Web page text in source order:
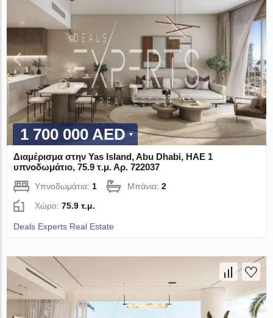
1 700 000 AED
Διαμέρισμα στην Yas Island, Abu Dhabi, ΗΑΕ 1
υπνοδωμάτιο, 75.9 τ.μ. Αρ. 722037
Υπνοδωμάτια: 1 Μπάνια:2
Χώρο:75.9 τ.μ.
Deals Experts Real Estate